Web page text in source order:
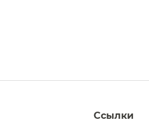
Ссылки